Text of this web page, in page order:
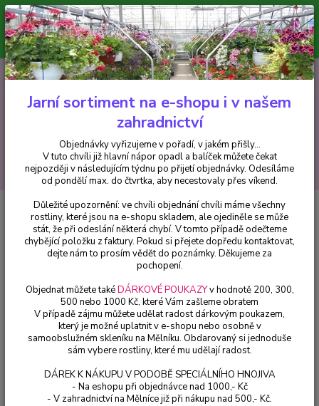
Minimální hodnota pro odeslání z e-shopu je 300 Kč.
V tuto chvíli již hlavní nápor objednávek opadl a balíček můžete čekat
nejpozději v následujícím týdnu po přijetí objednávky. Objednávky
vyřizujeme v pořadí, v jakém přišly...
CZK
Hledat
+420 602 223 614 0ks
za0 Kč
Begonie Begonie velkokvětá- oranžová - 1 ks
Begonie velkokvětá- oranžová - 1
Jarní sortiment na e-shopu i v našem
zahradnictví
Objednávky vyřizujeme v pořadí, v jakém přišly...
V tuto chvíli již hlavní nápor opadl a balíček můžete čekat
nejpozději v následujícím týdnu po přijetí objednávky. Odesíláme
od pondělí max. do čtvrtka, aby necestovaly přes víkend.
Důležité upozornění: ve chvíli objednání chvíli máme všechny
rostliny, které jsou na e-shopu skladem, ale ojediněle se může
stát, že při odeslání některá chybí. V tomto případě odečteme
chybějící položku z faktury. Pokud si přejete dopředu kontaktovat,
dejte nám to prosím vědět do poznámky. Děkujeme za
pochopení.
Objednat můžete takéDÁRKOVÉ POUKAZYv hodnotě 200, 300,
500 nebo 1000 Kč, které Vám zašleme obratem
V případě zájmu můžete udělat radost dárkovým poukazem,
který je možné uplatnit v e-shopu nebo osobně v
samoobslužném skleníku na Mělníku. Obdarovaný si jednoduše
sám vybere rostliny, které mu udělají radost.
DÁREK K NÁKUPU V PODOBĚ SPECIÁLNÍHO HNOJIVA
- Na eshopu při objednávce nad 1000,- Kč
- V zahradnictví na Mělníce již při nákupu nad 500,- Kč.